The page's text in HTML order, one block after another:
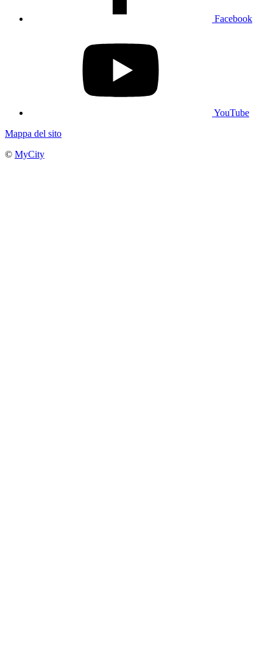
Facebook
YouTube
Mappa del sito
© MyCity